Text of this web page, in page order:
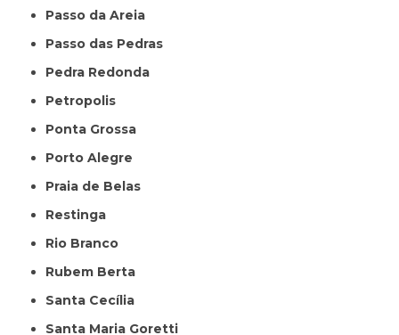
Passo da Areia
Passo das Pedras
Pedra Redonda
Petropolis
Ponta Grossa
Porto Alegre
Praia de Belas
Restinga
Rio Branco
Rubem Berta
Santa Cecília
Santa Maria Goretti